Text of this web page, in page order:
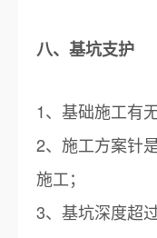
八、基坑支护
1、基础施工有
2、施工方案针
施工；
3、基坑深度超